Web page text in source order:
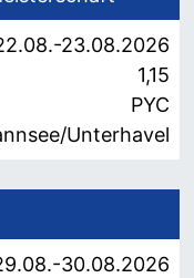
23.08.2026
1,15
PYC
Unterhavel
30.08.2026